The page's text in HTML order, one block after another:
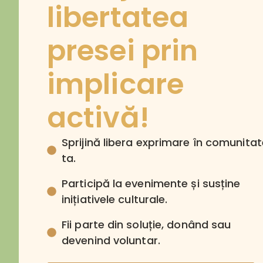
libertatea
presei prin
implicare
activă!
Sprijină libera exprimare în
ta.
Participă la evenimente și susține
inițiativele culturale.
Fii parte din soluție, donând sau
devenind voluntar.